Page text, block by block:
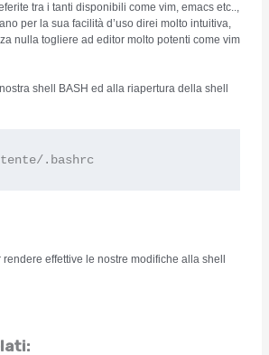
tra i tanti disponibili come vim, emacs etc..,
per la sua facilità d’uso direi molto intuitiva,
nulla togliere ad editor molto potenti come vim
shell BASH ed alla riapertura della shell
.bashrc
effettive le nostre modifiche alla shell